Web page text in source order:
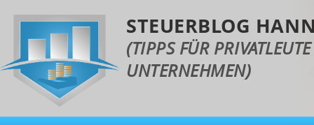
STEUERBLOG
(TIPPS FÜR
UNTERNEHMEN)